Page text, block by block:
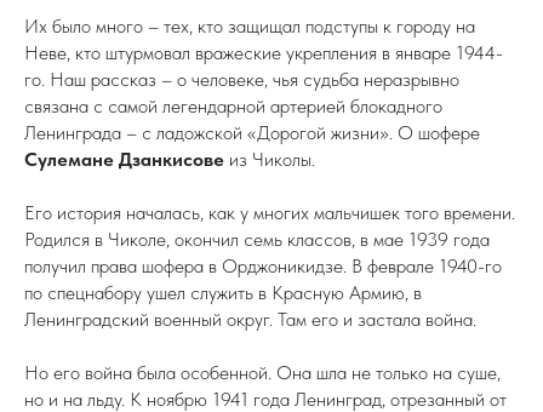
Их было много – тех, кто защищал подступы к городу на
Неве, кто штурмовал вражеские укрепления в январе 1944-
го. Наш рассказ – о человеке, чья судьба неразрывно
связана с самой легендарной артерией блокадного
Ленинграда – с ладожской «Дорогой жизни». О шофере
Сулемане Дзанкисове из Чиколы.
Его история началась, как у многих мальчишек того времени.
Родился в Чиколе, окончил семь классов, в мае 1939 года
получил права шофера в Орджоникидзе. В феврале 1940-го
по спецнабору ушел служить в Красную Армию, в
Ленинградский военный округ. Там его и застала война.
Но его война была особенной. Она шла не только на суше,
но и на льду. К ноябрю 1941 года Ленинград, отрезанный от